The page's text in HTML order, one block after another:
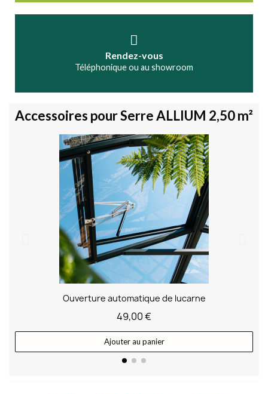
Rendez-vous
Téléphonique ou au showroom
Accessoires pour Serre ALLIUM 2,50 m²
Ouverture automatique de lucarne
49,00 €
Ajouter au panier